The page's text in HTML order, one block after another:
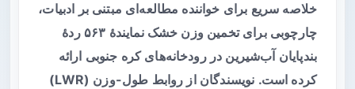
خلاصه سریع برای خواننده مطالعه‌ای مبتنی بر ادبیات،
چارچوبی برای تخمین وزن خشک نمایندهٔ ۵۶۳ ردهٔ
بندپایان آب‌شیرین در رودخانه‌های کره جنوبی ارائه
کرده است. نویسندگان از روابط طول-وزن (LWR)